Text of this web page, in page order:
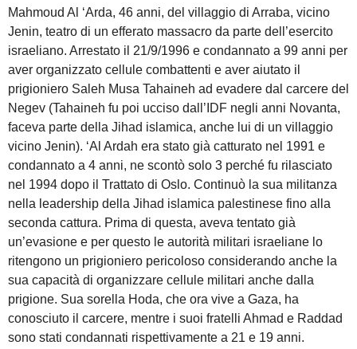
Mahmoud Al ‘Arda, 46 anni, del villaggio di Arraba, vicino
Jenin, teatro di un efferato massacro da parte dell’esercito
israeliano. Arrestato il 21/9/1996 e condannato a 99 anni per
aver organizzato cellule combattenti e aver aiutato il
prigioniero Saleh Musa Tahaineh ad evadere dal carcere del
Negev (Tahaineh fu poi ucciso dall’IDF negli anni Novanta,
faceva parte della Jihad islamica, anche lui di un villaggio
vicino Jenin). ‘Al Ardah era stato già catturato nel 1991 e
condannato a 4 anni, ne scontò solo 3 perché fu rilasciato
nel 1994 dopo il Trattato di Oslo. Continuò la sua militanza
nella leadership della Jihad islamica palestinese fino alla
seconda cattura. Prima di questa, aveva tentato già
un’evasione e per questo le autorità militari israeliane lo
ritengono un prigioniero pericoloso considerando anche la
sua capacità di organizzare cellule militari anche dalla
prigione. Sua sorella Hoda, che ora vive a Gaza, ha
conosciuto il carcere, mentre i suoi fratelli Ahmad e Raddad
sono stati condannati rispettivamente a 21 e 19 anni.